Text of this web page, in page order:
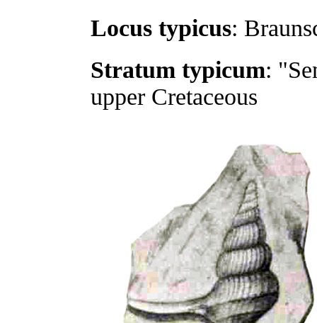
Locus typicus:
Stratum typicum:
upper Cretaceous